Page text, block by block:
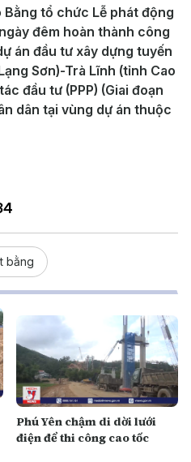
Bằng tổ chức Lễ phát động
đêm hoàn thành công
án đầu tư xây dựng tuyến
Sơn)-Trà Lĩnh (tỉnh Cao
đầu tư (PPP) (Giai đoạn
dân tại vùng dự án thuộc
bằng
Phú Yên chậm di dời lưới
điện để thi công cao tốc